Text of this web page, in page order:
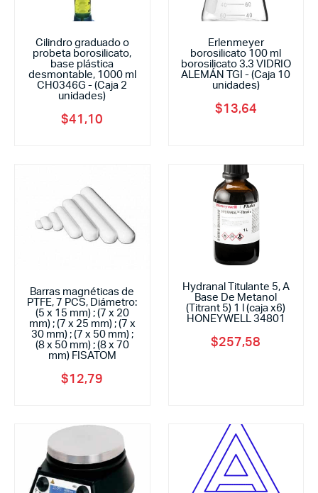
Cilindro graduado o
probeta borosilicato,
base plástica
desmontable, 1000 ml
CH0346G - (Caja 2
unidades)
$41,10
Erlenmeyer
borosilicato 100 ml
borosilicato 3.3 VIDRIO
ALEMÁN TGI - (Caja 10
unidades)
$13,64
Barras magnéticas de
PTFE, 7 PCS, Diámetro:
(5 x 15 mm) ; (7 x 20
mm) ; (7 x 25 mm) ; (7 x
30 mm) ; (7 x 50 mm) ;
(8 x 50 mm) ; (8 x 70
mm) FISATOM
$12,79
Hydranal Titulante 5, A
Base De Metanol
(Titrant 5) 1 l (caja x6)
HONEYWELL 34801
$257,58